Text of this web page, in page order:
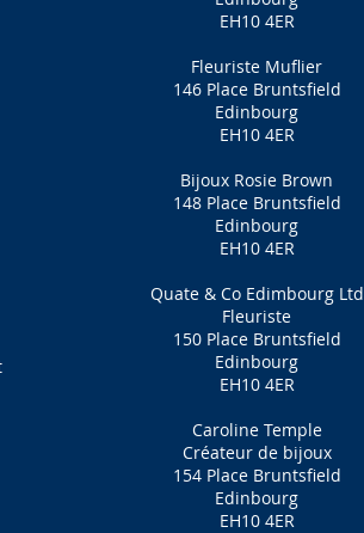
EH10 4ER
Fleuriste Muflier
146 Place Bruntsfield
Edinbourg
EH10 4ER
Bijoux Rosie Brown
148 Place Bruntsfield
Edinbourg
EH10 4ER
Quate & Co Edimbourg Ltd
Fleuriste
150 Place Bruntsfield
Edinbourg
EH10 4ER
Caroline Temple
Créateur de bijoux
154 Place Bruntsfield
Edinbourg
EH10 4ER